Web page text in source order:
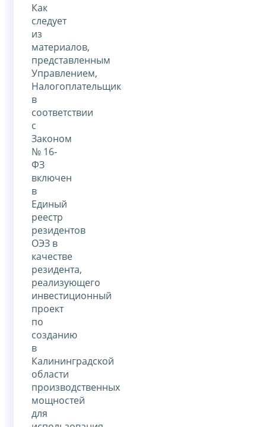
Как
следует
из
материалов,
представленным
Управлением,
Налогоплательщик
в
соответствии
с
Законом
№ 16-
ФЗ
включен
в
Единый
реестр
резидентов
ОЭЗ в
качестве
резидента,
реализующего
инвестиционный
проект
по
созданию
в
Калининградской
области
производственных
мощностей
для